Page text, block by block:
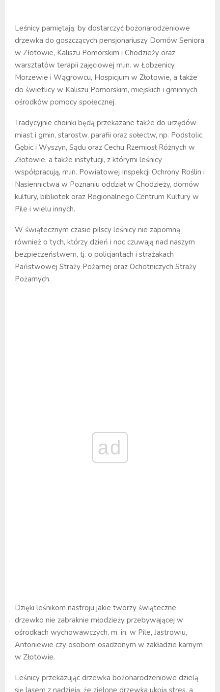
Leśnicy pamiętają, by dostarczyć bożonarodzeniowe
drzewka do goszczących pensjonariuszy Domów Seniora
w Złotowie, Kaliszu Pomorskim i Chodzieży oraz
warsztatów terapii zajęciowej m.in. w Łobżenicy,
Morzewie i Wągrowcu, Hospicjum w Złotowie, a także
do świetlicy w Kaliszu Pomorskim, miejskich i gminnych
ośrodków pomocy społecznej.
Tradycyjnie choinki będą przekazane także do urzędów
miast i gmin, starostw, parafii oraz sołectw, np. Podstolic,
Gębic i Wyszyn, Sądu oraz Cechu Rzemiosł Różnych w
Złotowie, a także instytucji, z którymi leśnicy
współpracują, m.in. Powiatowej Inspekcji Ochrony Roślin i
Nasiennictwa w Poznaniu oddział w Chodzieży, domów
kultury, bibliotek oraz Regionalnego Centrum Kultury w
Pile i wielu innych.
W świątecznym czasie pilscy leśnicy nie zapomną
również o tych, którzy dzień i noc czuwają nad naszym
bezpieczeństwem, tj. o policjantach i strażakach
Państwowej Straży Pożarnej oraz Ochotniczych Straży
Pożarnych.
ad
Dzięki leśnikom nastroju jakie tworzy świąteczne
drzewko nie zabraknie młodzieży przebywającej w
ośrodkach wychowawczych, m. in. w Pile, Jastrowiu,
Antoniewie czy osobom osadzonym w zakładzie karnym
w Złotowie.
Leśnicy przekazując drzewka bożonarodzeniowe dzielą
się lasem z nadzieją, że zielone drzewka ukoją stres, a